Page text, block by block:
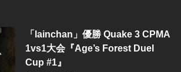
「lainchan」優勝 Quake 3 CPMA
1vs1大会『Age’s Forest Duel
Cup #1』